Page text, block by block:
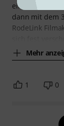
einem deutlich
dann mit dem
RodeLink
Mehr
1 0